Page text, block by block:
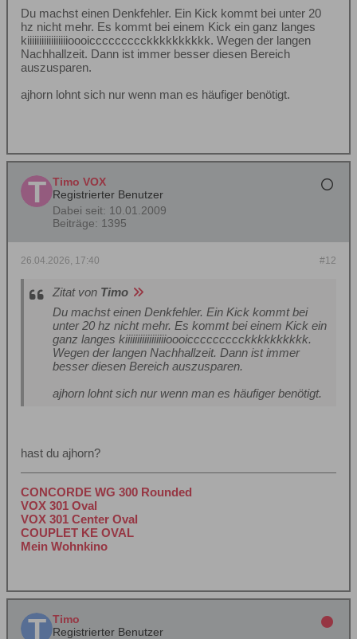
Du machst einen Denkfehler. Ein Kick kommt bei unter 20
hz nicht mehr. Es kommt bei einem Kick ein ganz langes
kiiiiiiiiiiiiiiiiioooiccccccccckkkkkkkkkk. Wegen der langen
Nachhallzeit. Dann ist immer besser diesen Bereich
auszusparen.
ajhorn lohnt sich nur wenn man es häufiger benötigt.
Timo VOX
Registrierter Benutzer
Dabei seit: 10.01.2009
Beiträge: 1395
#12
26.04.2026, 17:40
Zitat von Timo
Du machst einen Denkfehler. Ein Kick kommt bei
unter 20 hz nicht mehr. Es kommt bei einem Kick ein
ganz langes kiiiiiiiiiiiiiiiiioooiccccccccckkkkkkkkkk.
Wegen der langen Nachhallzeit. Dann ist immer
besser diesen Bereich auszusparen.
ajhorn lohnt sich nur wenn man es häufiger benötigt.
hast du ajhorn?
CONCORDE WG 300 Rounded
VOX 301 Oval
VOX 301 Center Oval
COUPLET KE OVAL
Mein Wohnkino
Timo
Registrierter Benutzer